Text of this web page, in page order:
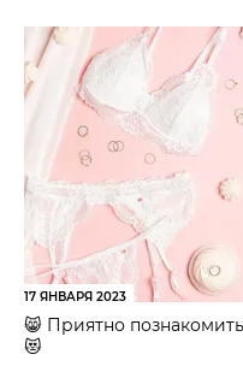
17 ЯНВАРЯ 2023
😸 Приятно
😻